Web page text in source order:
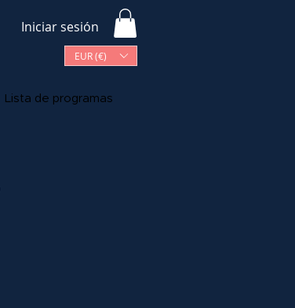
Iniciar sesión
EUR (€)
Lista de programas